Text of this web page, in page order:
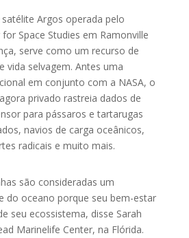
Argos operada pelo
Space Studies em Ramonville
serve como um recurso de
vida selvagem. Antes uma
em conjunto com a NASA, o
privado rastreia dados de
para pássaros e tartarugas
navios de carga oceânicos,
radicais e muito mais.
são consideradas um
do oceano porque seu bem-estar
seu ecossistema, disse Sarah
Marinelife Center, na Flórida.